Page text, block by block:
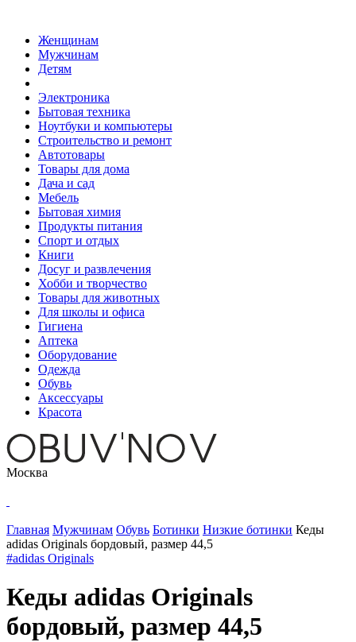
Женщинам
Мужчинам
Детям
Электроника
Бытовая техника
Ноутбуки и компьютеры
Строительство и ремонт
Автотовары
Товары для дома
Дача и сад
Мебель
Бытовая химия
Продукты питания
Спорт и отдых
Книги
Досуг и развлечения
Хобби и творчество
Товары для животных
Для школы и офиса
Гигиена
Аптека
Оборудование
Одежда
Обувь
Аксессуары
Красота
Москва
Главная Мужчинам Обувь Ботинки Низкие ботинки Кеды
adidas Originals бордовый, размер 44,5
#adidas Originals
Кеды adidas Originals
бордовый, размер 44,5